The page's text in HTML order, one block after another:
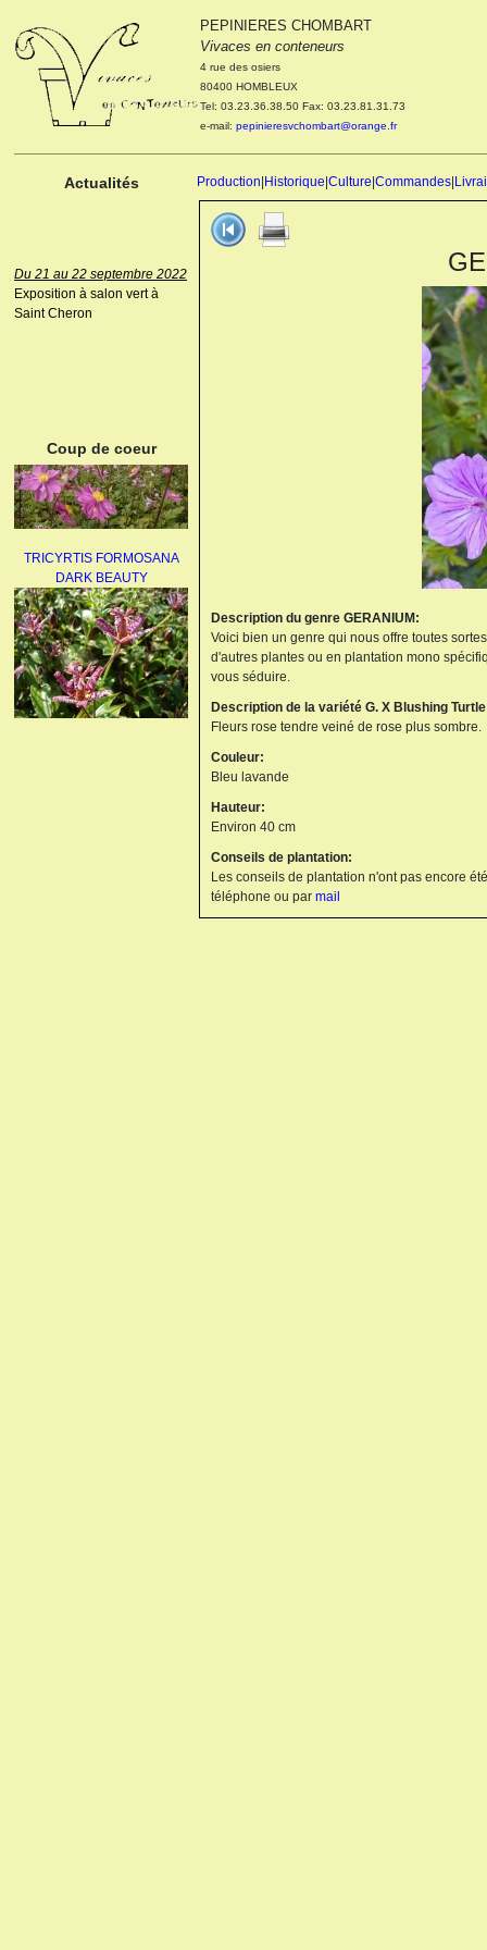
PEPINIERES CHOMBART
Vivaces en conteneurs
4 rue des osiers
80400 HOMBLEUX
Tel: 03.23.36.38.50 Fax: 03.23.81.31.73
e-mail: pepinieresvchombart@orange.fr
Actualités Production Historique Culture Commandes
Le 04 et 05 octobre 2022
Portes ouvertes de la
pépinière : Visite des
cultures, découverte des
nouveautés. Le rendez-vous
des passionnés Le mardi 04
Du 21 au 22 septembre 2022
Exposition à salon vert à
Saint Cheron
Coup de coeur
TRICYRTIS FORMOSANA
DARK BEAUTY
Description du genre GERANIUM:
Voici bien un genre qui nous offre toutes
d'autres plantes ou en plantation mono
vous séduire.
Description de la variété G. X Blushing
Fleurs rose tendre veiné de rose plus sombre.
Couleur:
Bleu lavande
Hauteur:
Environ 40 cm
Conseils de plantation:
Les conseils de plantation n'ont pas encore
téléphone ou par mail